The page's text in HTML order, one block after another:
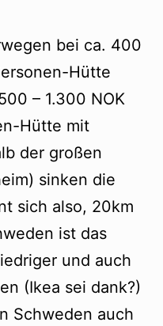
bei ca. 400
Hütte
– 1.300 NOK
Hütte mit
der großen
sinken die
sich also, 20km
ist das
und auch
(Ikea sei dank?)
Schweden auch